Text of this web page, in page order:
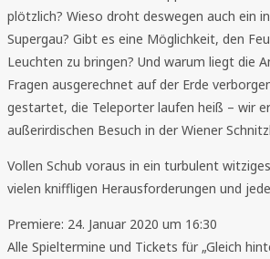
plötzlich? Wieso droht deswegen auch ein
Supergau? Gibt es eine Möglichkeit, den
Leuchten zu bringen? Und warum liegt die
Fragen ausgerechnet auf der Erde
gestartet, die Teleporter laufen heiß – wir
außerirdischen Besuch in der Wiener
Vollen Schub voraus in ein turbulent
vielen kniffligen Herausforderungen und
Premiere: 24. Januar 2020 um 16:30
Alle Spieltermine und Tickets für „Gleich